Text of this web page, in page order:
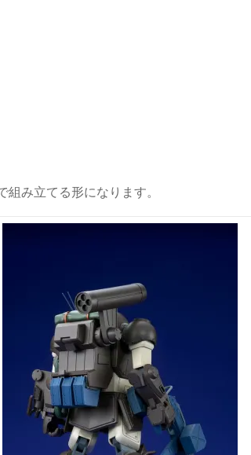
み立てる形になります。